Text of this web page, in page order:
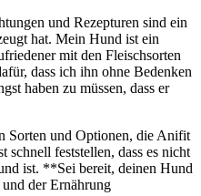
und Rezepturen sind ein
hat. Mein Hund ist ein
mit den Fleischsorten
dass⁣ ich ihn ohne Bedenken
haben zu müssen, dass er
Sorten und Optionen, die Anifit
schnell feststellen,⁢ dass es nicht
ist. **Sei bereit, deinen Hund
der Ernährung